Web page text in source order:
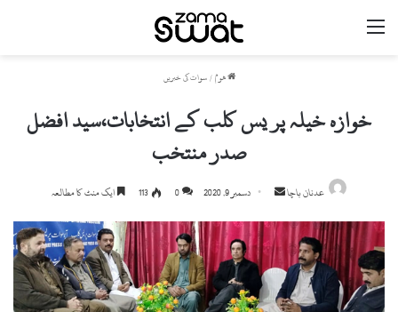
مینو
ھوم / سوات کی خبریں
خوازہ خیلہ پر یس کلب کے انتخابات،سید افضل
صدر منتخب
عدنان باچا
Send
email
دسمبر 9, 2020 0
113 ایک منٹ کا مطالعہ